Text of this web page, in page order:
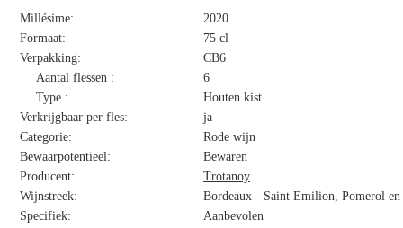
Millésime:
2020
Formaat:
75 cl
Verpakking:
CB6
Aantal flessen :
6
Type :
Houten kist
Verkrijgbaar per fles:
ja
Categorie:
Rode wijn
Bewaarpotentieel:
Bewaren
Producent:
Trotanoy
Wijnstreek:
Bordeaux - Saint Emilion, Pomerol en
Specifiek:
Aanbevolen